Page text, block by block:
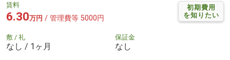
初期費用
を知りたい
賃料
6.30万円 / 管理費等 5000円
敷 / 礼
なし / 1ヶ月
保証金
なし